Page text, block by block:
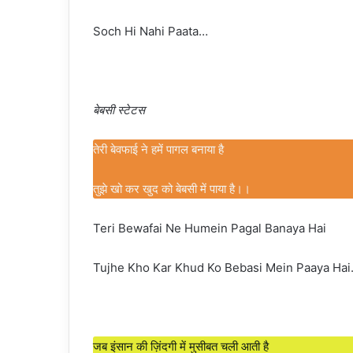
Soch Hi Nahi Paata…
बेबसी स्टेटस
तेरी बेवफाई ने हमें पागल बनाया है
तुझे खो कर खुद को बेबसी में पाया है।।
Teri Bewafai Ne Humein Pagal Banaya Hai
Tujhe Kho Kar Khud Ko Bebasi Mein Paaya
जब इंसान की ज़िंदगी में मुसीबत चली आती है